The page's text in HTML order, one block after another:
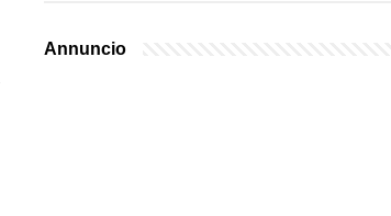
Annuncio